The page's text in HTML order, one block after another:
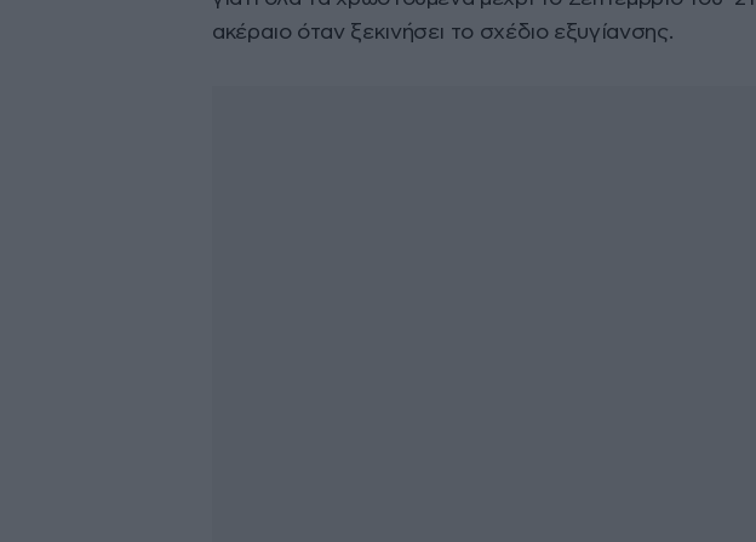
ακέραιο όταν ξεκινήσει το σχέδιο εξυγίανσης.